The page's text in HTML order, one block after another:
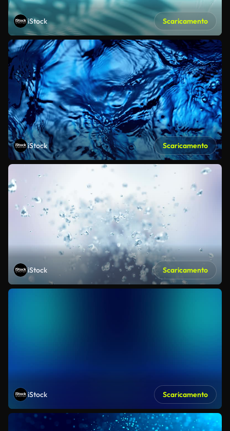
iStock Scaricamento
iStock Scaricamento
iStock Scaricamento
iStock Scaricamento